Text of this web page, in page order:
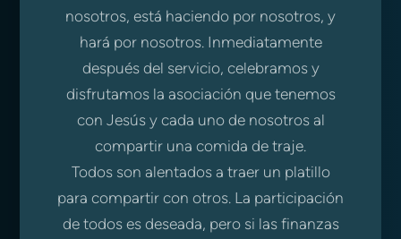
nosotros, está haciendo por nosotros, y
hará por nosotros. Inmediatamente
después del servicio, celebramos y
disfrutamos la asociación que tenemos
con Jesús y cada uno de nosotros al
compartir una comida de traje.
Todos son alentados a traer un platillo
para compartir con otros. La participación
de todos es deseada, pero si las finanzas